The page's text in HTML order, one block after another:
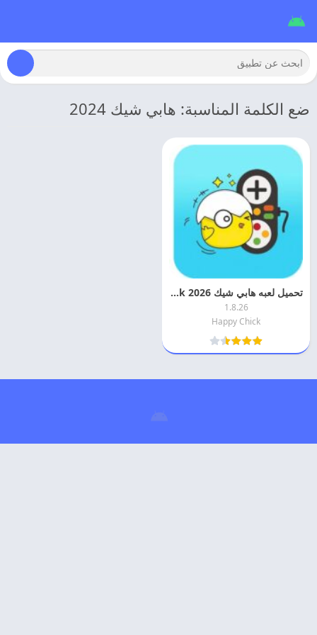
ضع الكلمة المناسبة: هابي شيك 2024
تحميل لعبه هابي شيك 2026 Happy Chick مهكره اخر اصدار
1.8.26
Happy Chick